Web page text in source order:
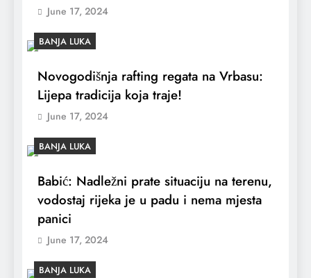
June 17, 2024
BANJA LUKA
Novogodišnja rafting regata na Vrbasu:
Lijepa tradicija koja traje!
June 17, 2024
BANJA LUKA
Babić: Nadležni prate situaciju na terenu,
vodostaj rijeka je u padu i nema mjesta
panici
June 17, 2024
BANJA LUKA